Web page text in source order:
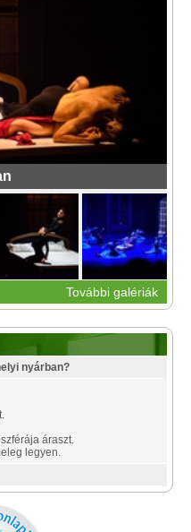
További galériák
nyárban?
áraszt.
legyen.